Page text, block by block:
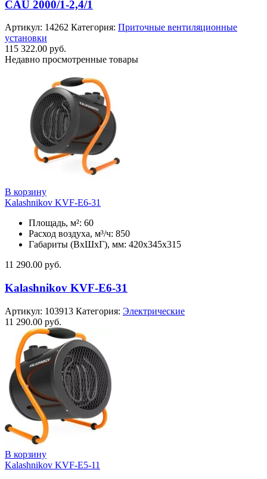
CAU 2000/1-2,4/1
Артикул: 14262 Категория: Приточные вентиляционные
установки
115 322.00 руб.
Недавно просмотренные товары
В корзину
Kalashnikov KVF-E6-31
Площадь, м²: 60
Расход воздуха, м³/ч: 850
Габариты (ВхШхГ), мм: 420x345x315
11 290.00 руб.
Kalashnikov KVF-E6-31
Артикул: 103913 Категория: Электрические
11 290.00 руб.
В корзину
Kalashnikov KVF-E5-11